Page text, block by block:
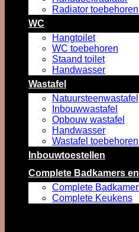
Radiator toebehoren
WC
Hangtoilet
WC toebehoren
Staand toilet
Handwasser
Wastafel
Natuursteenwastafel
Inbouwwastafel
Opbouw wastafel
Handwasser
Wastafel toebehoren
Inbouwtoestellen
Complete Badkamers
Complete
Complete Keukens